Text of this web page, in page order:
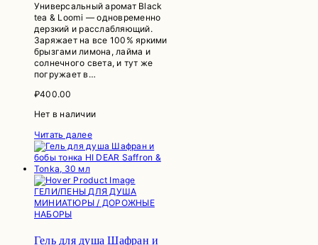
Универсальный аромат Black
tea & Loomi — одновременно
дерзкий и расслабляющий.
Заряжает на все 100% яркими
брызгами лимона, лайма и
солнечного света, и тут же
погружает в…
₽400.00
Нет в наличии
Читать далее
ГЕЛИ/ПЕНЫ ДЛЯ ДУША
МИНИАТЮРЫ / ДОРОЖНЫЕ
НАБОРЫ
Гель для душа Шафран и